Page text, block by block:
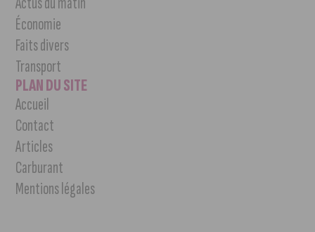
Économie
Faits divers
Transport
PLAN DU SITE
Accueil
Contact
Articles
Carburant
Mentions légales